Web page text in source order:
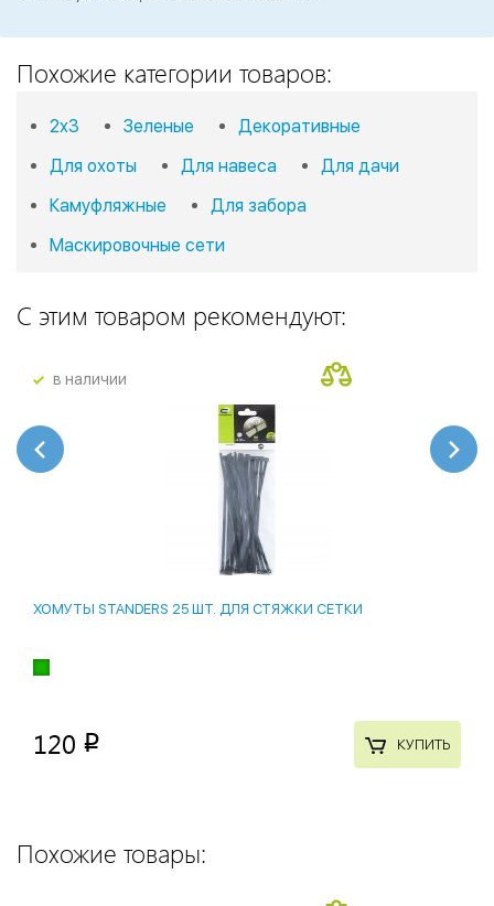
Похожие категории товаров:
2х3 Зеленые
Декоративные
Для охоты
Для навеса
Для дачи
Камуфляжные
Для забора
Маскировочные сети
С этим товаром рекомендуют:
в наличии
ХОМУТЫ STANDERS 25 ШТ. ДЛЯ СТЯЖКИ СЕТКИ
120 p КУПИТЬ
Похожие товары: